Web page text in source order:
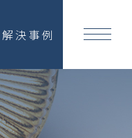
解決事例